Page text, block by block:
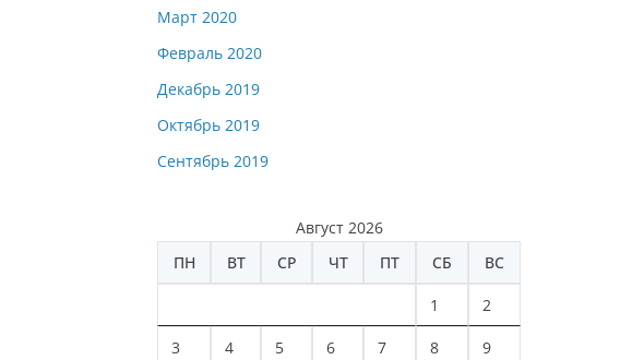
Март 2020
Февраль 2020
Декабрь 2019
Октябрь 2019
Сентябрь 2019
Август 2026
ПН
ВТ СР ЧТ ПТ СБ ВС
1 2
3 4 5 6 7 8 9